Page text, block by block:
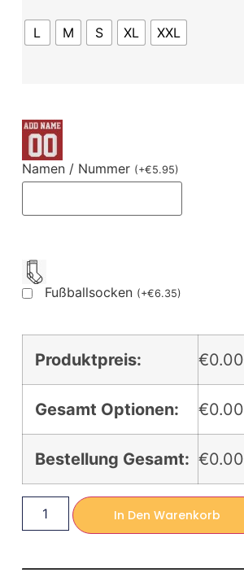
L M S XL XXL
Namen / Nummer (+€5.95)
Fußballsocken (+€6.35)
Produktpreis: €0.00
Gesamt Optionen: €0.00
Bestellung Gesamt: €0.00
In Den Warenkorb